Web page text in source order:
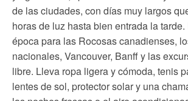
de las ciudades, con días muy largos
horas de luz hasta bien entrada la
época para las Rocosas canadienses,
nacionales, Vancouver, Banff y las
libre. Lleva ropa ligera y cómoda, tenis
lentes de sol, protector solar y una